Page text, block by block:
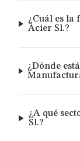
¿Cuál es
Acier Sl.?
¿Dónde
¿A qué
Sl.?